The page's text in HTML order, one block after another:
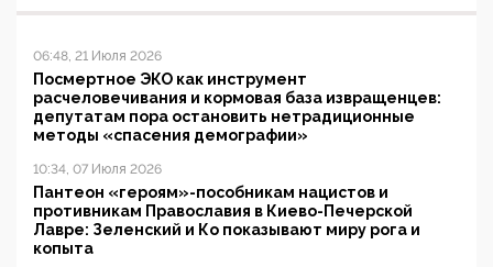
06:48, 21 Июля 2026
Посмертное ЭКО как инструмент
расчеловечивания и кормовая база извращенцев:
депутатам пора остановить нетрадиционные
методы «спасения демографии»
10:34, 07 Июля 2026
Пантеон «героям»-пособникам нацистов и
противникам Православия в Киево-Печерской
Лавре: Зеленский и Ко показывают миру рога и
копыта